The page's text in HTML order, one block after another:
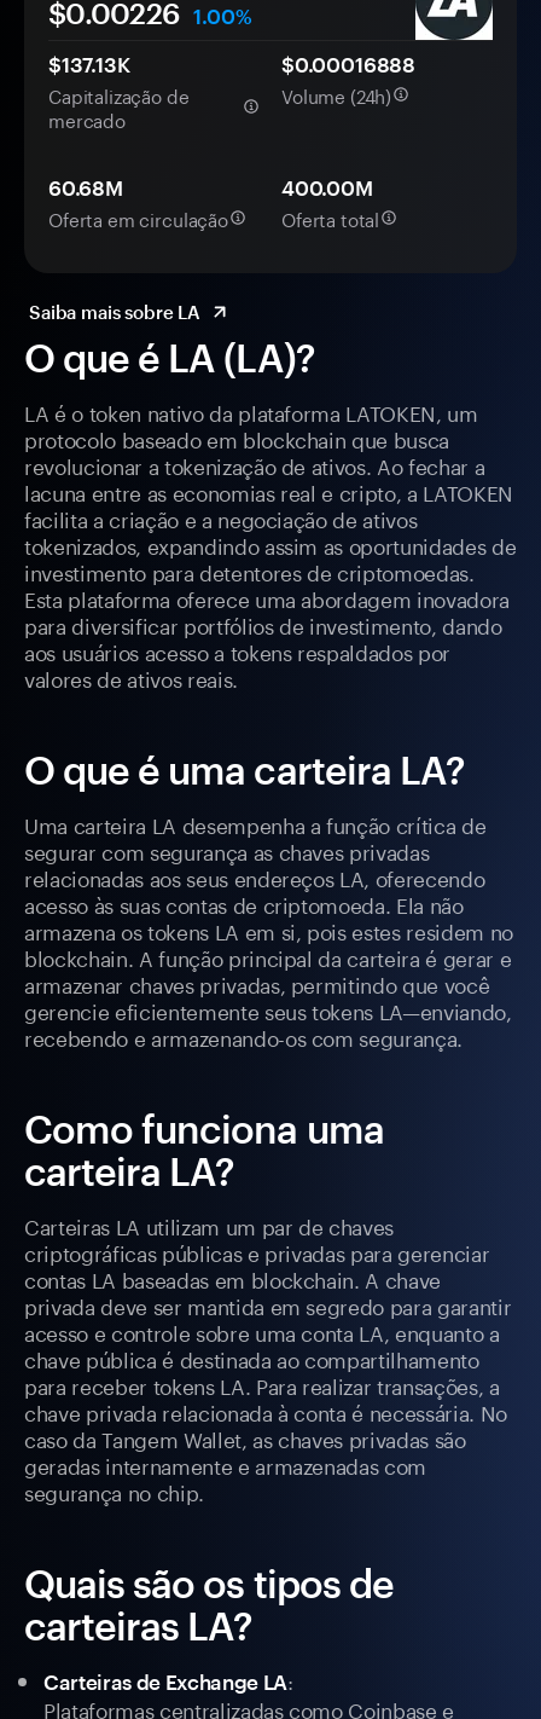
O que é LA (LA)?
LA é o token nativo da plataforma LATOKEN, um
protocolo baseado em blockchain que busca
revolucionar a tokenização de ativos. Ao fechar a
lacuna entre as economias real e cripto, a LATOKEN
facilita a criação e a negociação de ativos
tokenizados, expandindo assim as oportunidades de
investimento para detentores de criptomoedas.
Esta plataforma oferece uma abordagem inovadora
para diversificar portfólios de investimento, dando
aos usuários acesso a tokens respaldados por
valores de ativos reais.
O que é uma carteira LA?
Uma carteira LA desempenha a função crítica de
segurar com segurança as chaves privadas
relacionadas aos seus endereços LA, oferecendo
acesso às suas contas de criptomoeda. Ela não
armazena os tokens LA em si, pois estes residem no
blockchain. A função principal da carteira é gerar e
armazenar chaves privadas, permitindo que você
gerencie eficientemente seus tokens LA—enviando,
recebendo e armazenando-os com segurança.
Como funciona uma
carteira LA?
Carteiras LA utilizam um par de chaves
criptográficas públicas e privadas para gerenciar
contas LA baseadas em blockchain. A chave
privada deve ser mantida em segredo para garantir
acesso e controle sobre uma conta LA, enquanto a
chave pública é destinada ao compartilhamento
para receber tokens LA. Para realizar transações, a
chave privada relacionada à conta é necessária. No
caso da Tangem Wallet, as chaves privadas são
geradas internamente e armazenadas com
segurança no chip.
Quais são os tipos de
carteiras LA?
Carteiras de Exchange LA:
Plataformas centralizadas como Coinbase e
$0.00226 1.00%
$137.13K
Capitalização de
mercado
$0.00016888
Volume (24h)
60.68M
Oferta em circulação
400.00M
Oferta total
Saiba mais sobre LA